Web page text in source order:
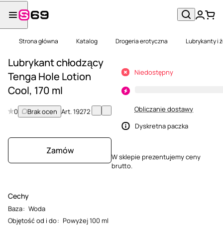
Strona główna Katalog Drogeria erotyczna Lubrykanty i
Lubrykant chłodzący
Tenga Hole Lotion
Cool, 170 ml
0 Brak ocen Art.19272
Zamów
Cechy
Baza: Woda
Objętość od i do: Powyżej 100 ml
Niedostępny
Obliczanie dostawy
Dyskretna paczka
W sklepie prezentujemy ceny
brutto.